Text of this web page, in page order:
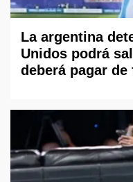
La argentina
Unidos podrá
deberá pagar de